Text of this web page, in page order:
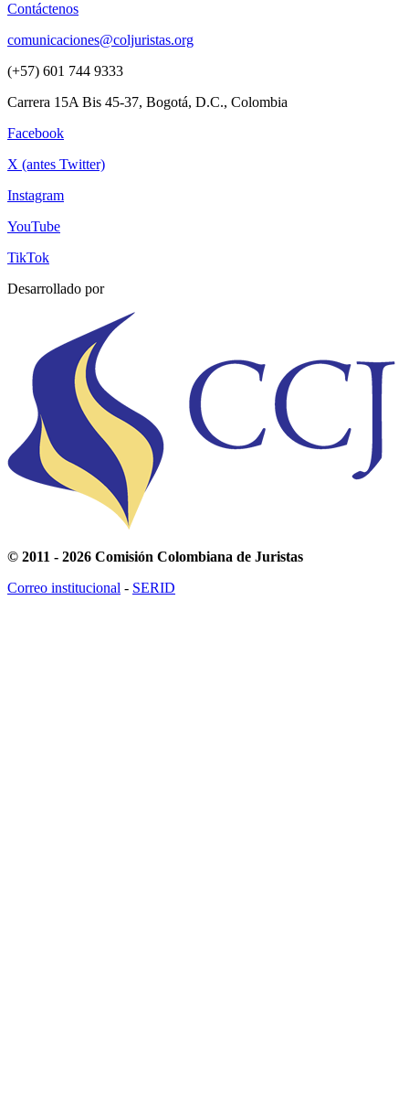
Contáctenos
comunicaciones@coljuristas.org
(+57) 601 744 9333
Carrera 15A Bis 45-37, Bogotá, D.C., Colombia
Facebook
X (antes Twitter)
Instagram
YouTube
TikTok
Desarrollado por
© 2011 - 2026 Comisión Colombiana de Juristas
Correo institucional - SERID